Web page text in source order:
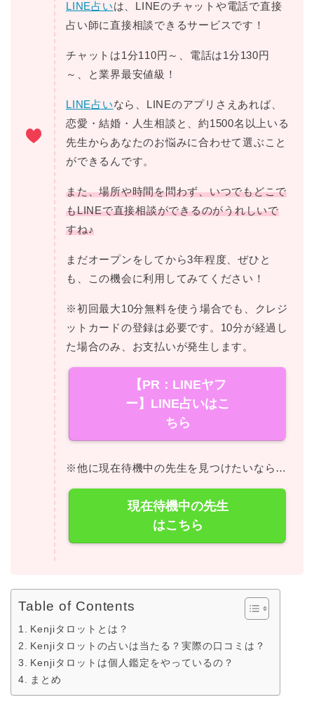
LINE占いは、LINEのチャットや電話で直接
占い師に直接相談できるサービスです！
チャットは1分110円～、電話は1分130円
～、と業界最安値級！
LINE占いなら、LINEのアプリさえあれば、
恋愛・結婚・人生相談と、約1500名以上いる
先生からあなたのお悩みに合わせて選ぶこと
ができるんです。
また、場所や時間を問わず、いつでもどこで
もLINEで直接相談ができるのがうれしいで
すね♪
まだオープンをしてから3年程度、ぜひと
も、この機会に利用してみてください！
※初回最大10分無料を使う場合でも、クレジ
ットカードの登録は必要です。10分が経過し
た場合のみ、お支払いが発生します。
【PR：LINEヤフ
ー】LINE占いはこ
ちら
※他に現在待機中の先生を見つけたいなら…
現在待機中の先生
はこちら
Table of Contents
Kenjiタロットとは？
Kenjiタロットの占いは当たる？実際の口コミは？
Kenjiタロットは個人鑑定をやっているの？
まとめ